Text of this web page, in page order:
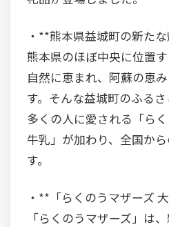
・**熊本県益城町の新た
熊本県のほぼ中央に位置
自然に恵まれ、阿蘇の恵
す。そんな益城町のふるさ
多くの人に愛される「ら
牛乳」が加わり、全国か
す。
・**「らくのうマザーズ
「らくのうマザーズ」は